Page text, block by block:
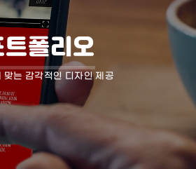
폴리오
맞는 감각적인 디자인 제공